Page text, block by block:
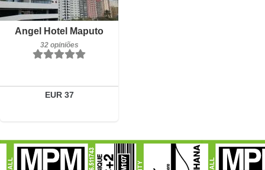
Angel Hotel Maputo
32 opiniões
EUR 37
32 opiniões
Detalhes
Reservar